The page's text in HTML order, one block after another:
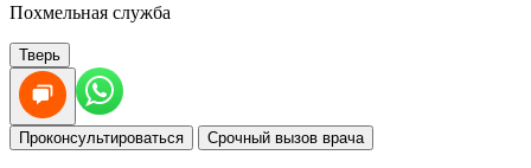
Похмельная служба
Тверь
Проконсультироваться Срочный вызов врача